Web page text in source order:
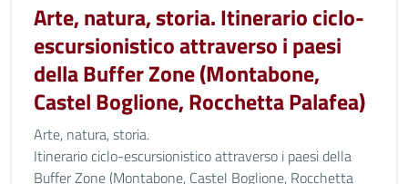
Arte, natura, storia. Itinerario ciclo-
escursionistico attraverso i paesi
della Buffer Zone (Montabone,
Castel Boglione, Rocchetta Palafea)
Arte, natura, storia.
Itinerario ciclo-escursionistico attraverso i paesi della
Buffer Zone (Montabone, Castel Boglione, Rocchetta